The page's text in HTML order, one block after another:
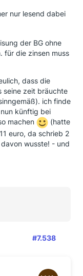
nur lesend dabei
der BG ohne
für die zinsen muss
dass die
seine zeit bräuchte
ich finde
künftig bei
machen
(hatte
euro, da schrieb 2
wusste! - und
#7.538